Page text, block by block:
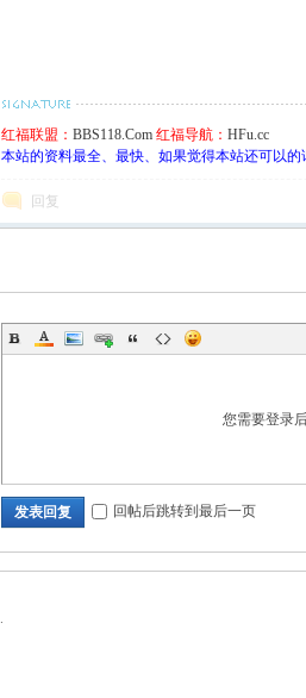
红福联盟： BBS118.Com 红福导航： HFu.cc
本站的资料最全、最快、如果觉得本站还可以
回复
您需要登录
发表回复 回帖后跳转到最后一页